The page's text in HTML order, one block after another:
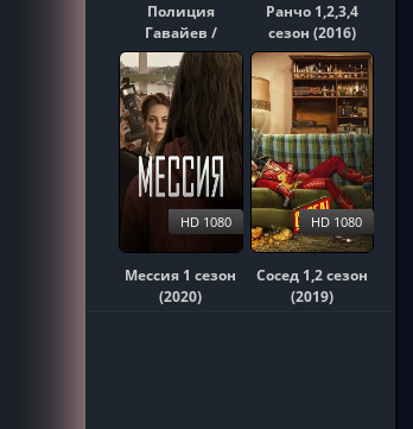
Полиция
Гавайев /
Гавайи 5-0
1,2,3,4,5,6,7,8,9,10
сезон (2010)
Ранчо 1,2,3,4
сезон (2016)
Мессия 1 сезон
(2020)
HD 1080
Сосед 1,2 сезон
(2019)
HD 1080